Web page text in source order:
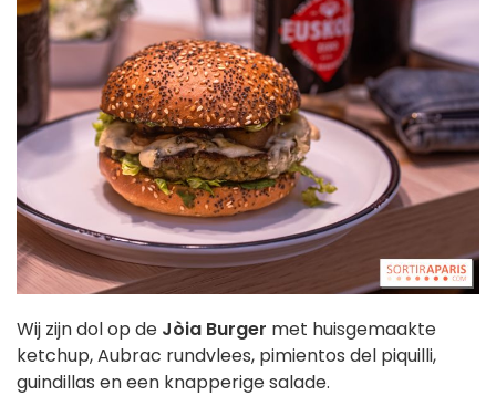
Wij zijn dol op de Jòia Burger met huisgemaakte
ketchup, Aubrac rundvlees, pimientos del piquilli,
guindillas en een knapperige salade.